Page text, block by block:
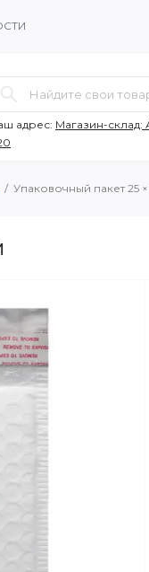
адрес: Магазин-склад:
Упаковочный пакет 25